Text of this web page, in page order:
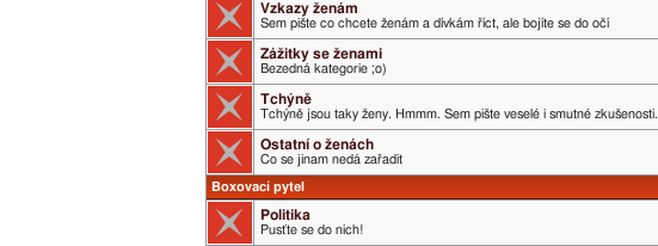
Vzkazy ženám
Sem pište co chcete ženám a dívkám říct, ale bojíte se do očí
Zážitky se ženami
Bezedná kategorie ;o)
Tchýně
Tchýně jsou taky ženy. Hmmm. Sem pište veselé i smutné zkušenosti.
Ostatní o ženách
Co se jinam nedá zařadit
Boxovací pytel
Politika
Pusťte se do nich!